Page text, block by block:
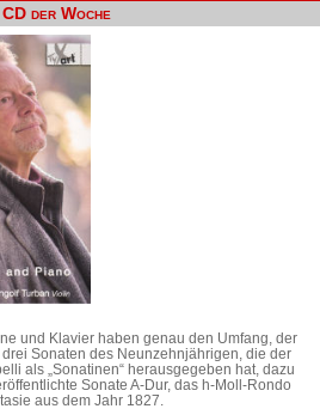
CD der Woche
und Klavier haben genau den Umfang, der
Sonaten des Neunzehnjährigen, die der
als „Sonatinen“ herausgegeben hat, dazu
Sonate A-Dur, das h-Moll-Rondo
aus dem Jahr 1827.